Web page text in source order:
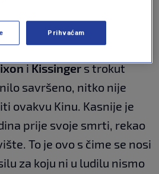
vremena. To je zapanjilo
da će to tako brzo ići.
iKissingers trokut
savršeno, nitko nije
ovakvu Kinu. Kasnije je
prije svoje smrti, rekao
To je ovo s čime se nosi
za koju ni u ludilu nismo
Prihvaćam